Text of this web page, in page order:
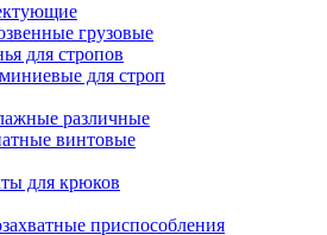
грузовые
для стропов
для строп
различные
винтовые
для крюков